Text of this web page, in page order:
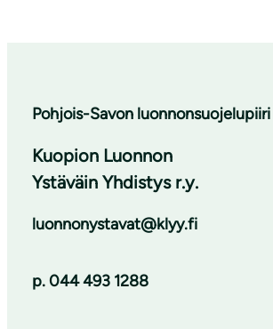
Pohjois-Savon luonnonsuojelupiiri
Kuopion Luonnon
Ystäväin Yhdistys r.y.
luonnonystavat@klyy.fi
p. 044 493 1288